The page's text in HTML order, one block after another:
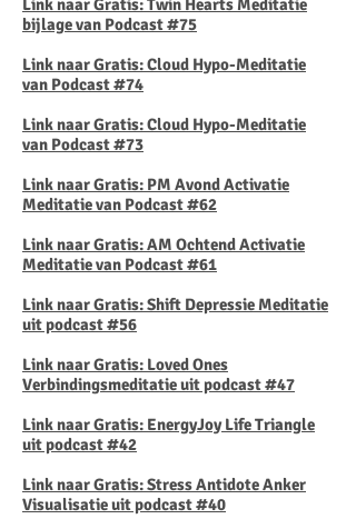
Link naar Gratis: Twin Hearts Meditatie
bijlage van Podcast #75
​Link naar Gratis: Cloud Hypo-Meditatie
van Podcast #74
Link naar Gratis: Cloud Hypo-Meditatie
van Podcast #73
Link naar Gratis: PM Avond Activatie
Meditatie van Podcast #62
Link naar Gratis: AM Ochtend Activatie
Meditatie van Podcast #61
Link naar Gratis: Shift Depressie Meditatie
uit podcast #56
Link naar Gratis: Loved Ones
Verbindingsmeditatie uit podcast #47
Link naar Gratis: EnergyJoy Life Triangle
uit podcast #42
Link naar Gratis: Stress Antidote Anker
Visualisatie uit podcast #40